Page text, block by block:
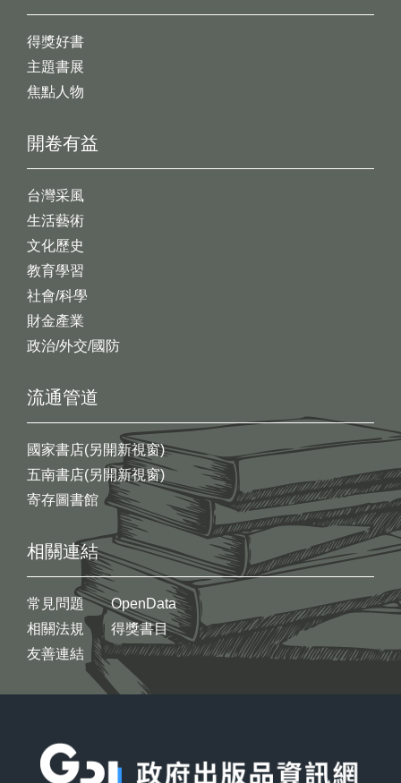
開卷有益
台灣采風
生活藝術
文化歷史
教育學習
社會/科學
財金產業
政治/外交/國防
得獎好書
主題書展
焦點人物
流通管道
國家書店(另開新視窗)
五南書店(另開新視窗)
寄存圖書館
相關連結
常見問題
相關法規
友善連結
OpenData
得獎書目